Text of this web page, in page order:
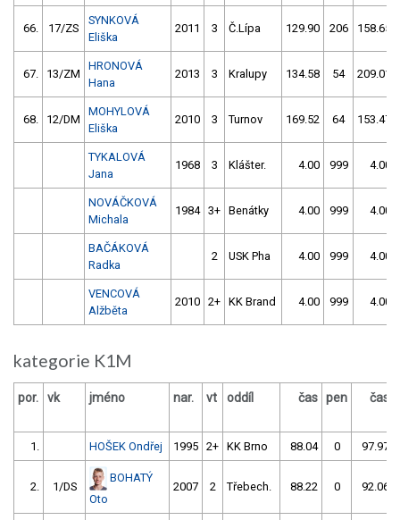
66. 17/ZS
SYNKOVÁ
Eliška
2011 3 Č.Lípa 129.90 206 158.65
67. 13/ZM
HRONOVÁ
Hana
2013 3 Kralupy 134.58 54 209.01
68. 12/DM
MOHYLOVÁ
Eliška
2010 3 Turnov 169.52 64 153.47
TYKALOVÁ
Jana
1968 3 Klášter. 4.00 999 4.00
NOVÁČKOVÁ
Michala
1984 3+ Benátky 4.00 999 4.00
BAČÁKOVÁ
Radka
2 USK Pha 4.00 999 4.00
VENCOVÁ
Alžběta
2010 2+ KK Brand 4.00 999 4.00
kategorie K1M
por. vk jméno nar. vt oddíl čas pen čas
1. HOŠEK Ondřej 1995 2+ KK Brno 88.04 0 97.97
2. 1/DS
BOHATÝ
Oto
2007 2 Třebech. 88.22 0 92.06